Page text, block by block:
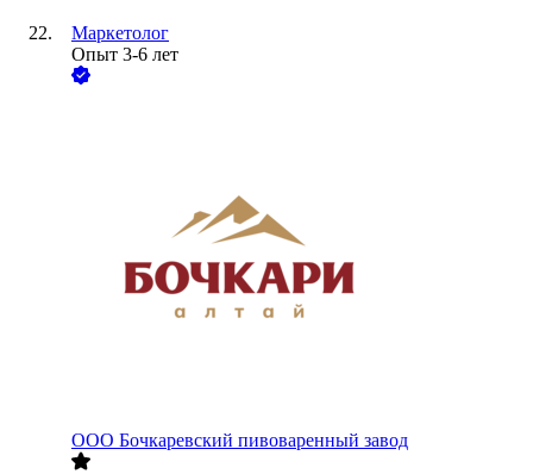
Маркетолог
Опыт 3-6 лет
ООО Бочкаревский пивоваренный завод